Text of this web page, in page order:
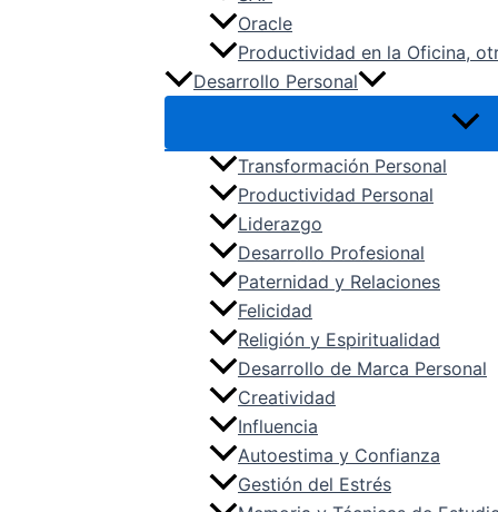
Oracle
Productividad en la Oficina,
Desarrollo Personal
Transformación Personal
Productividad Personal
Liderazgo
Desarrollo Profesional
Paternidad y Relaciones
Felicidad
Religión y Espiritualidad
Desarrollo de Marca Personal
Creatividad
Influencia
Autoestima y Confianza
Gestión del Estrés